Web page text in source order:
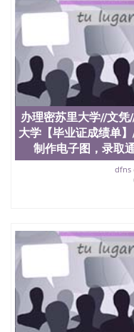
4、电子图做好发给
品部做成品； 6、成
款； 7、快递给客户
真实网上可查的证明
留服真实存档可查，
（使馆认证），使馆
真实可查认证办理，
流程农业科学院、艺
院、地球及物质科学
与人类发展学院、信
护理学院、科学学院
前十名，工学院排名
约大学为学生们提供
专业课程包括：会计
程、经济、医学、护
理、材料科学、机械
学、化学、英语、社
销、机械工程、计
科、金融专业 1、客
信息，给出操作方案
材料； 3、留服注册
交时间，公司人员
办理密苏里大学//文
大学【毕业证成绩单
制作电子图，录取
dfns